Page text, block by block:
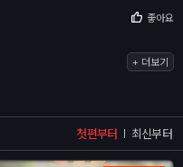
좋아요
+ 더보기
첫편부터 최신부터